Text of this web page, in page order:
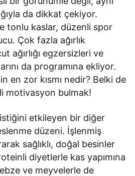
da dikkat çekiyor.
tonlu kaslar, düzenli spor
Çok fazla ağırlık
ağırlığı egzersizleri ve
da programına ekliyor.
en zor kısmı nedir? Belki de
motivasyon bulmak!
etkileyen bir diğer
düzeni. İşlenmiş
sağlıklı, doğal besinler
diyetlerle kas yapımına
ve meyvelerle de